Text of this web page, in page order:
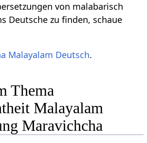
von malabarisch
Deutsche zu finden, schaue
Malayalam Deutsch.
Thema
Malayalam
Maravichcha